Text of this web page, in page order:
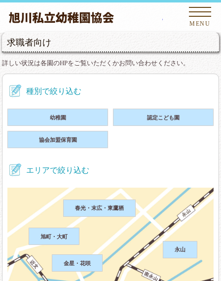
旭川私
MENU
求職者向け
詳しい状況は各園のHPをご覧いただくかお問い合わせください。
種別で絞り込む
幼稚園 認定こども園
協会加盟保育園
エリアで絞り込む
永山
金星・花咲
旭町・大町
春光・末広・東鷹栖